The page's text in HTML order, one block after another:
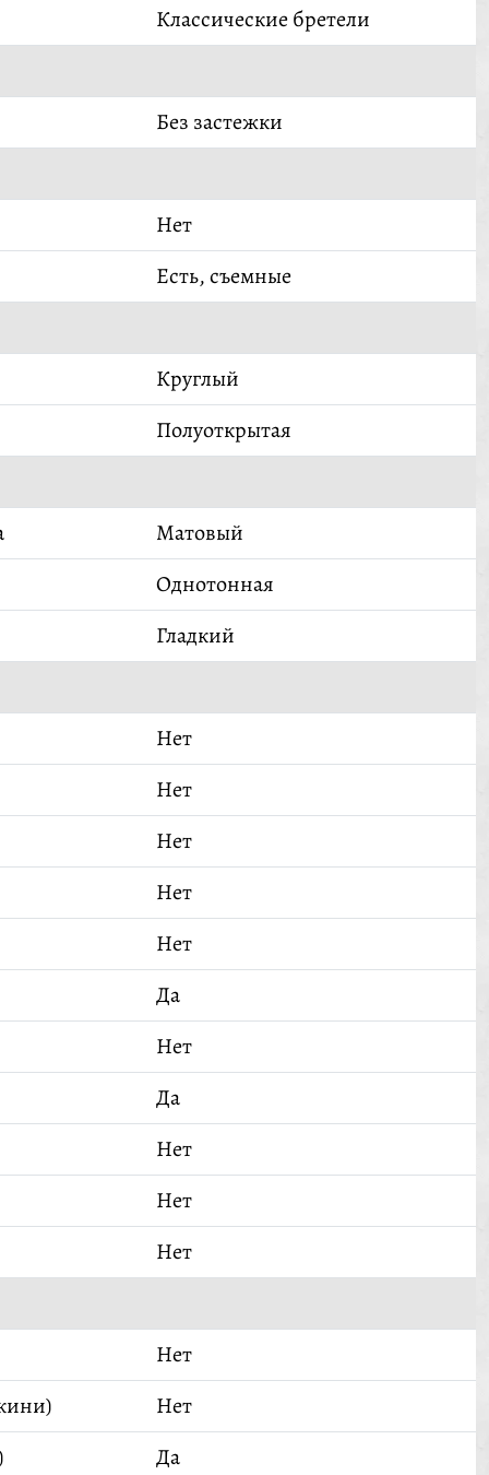
Классические бретели
Без застежки
Нет
Есть, съемные
Круглый
Полуоткрытая
Матовый
Однотонная
Гладкий
Нет
Нет
Нет
Нет
Нет
Да
Нет
Да
Нет
Нет
Нет
Нет
Нет
Да